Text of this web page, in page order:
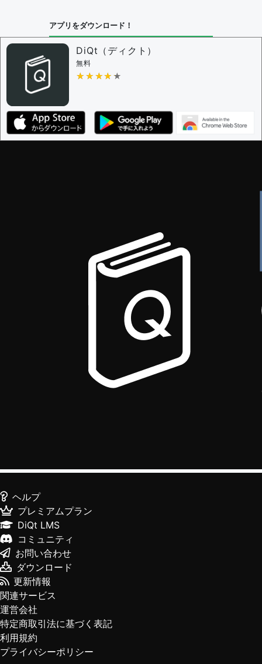
問題の編集権限を持つユーザー -
審査に対する投票権限を持つユーザー -
ザー
決定に必要な投票数 -
編集ガイドライン
アプリをダウンロード！
DiQt（ディクト）
無料
★★★★★
★★★★★
ヘルプ
プレミアムプラン
DiQt LMS
コミュニティ
お問い合わせ
ダウンロード
更新情報
関連サービス
運営会社
特定商取引法に基づく表記
利用規約
プライバシーポリシー